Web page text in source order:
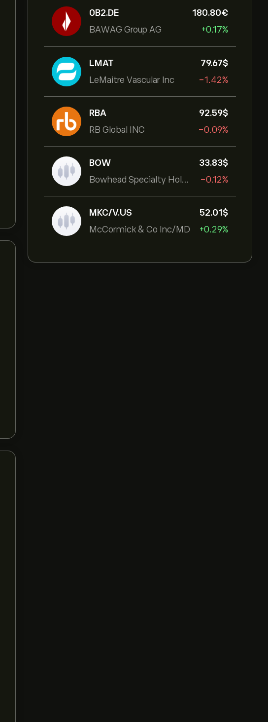
0B2.DE
BAWAG Group AG
180.80‎€‎
+0.17%
LMAT
LeMaitre Vascular Inc
79.67‎$‎
-1.42%
RBA
RB Global INC
92.59‎$‎
-0.09%
BOW
Bowhead Specialty Holdings Inc
33.83‎$‎
-0.12%
MKC/V.US
McCormick & Co Inc/MD
52.01‎$‎
+0.29%